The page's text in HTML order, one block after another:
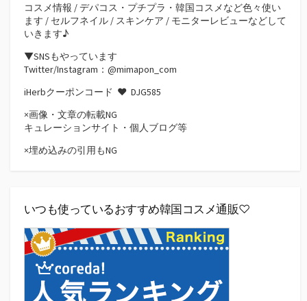
コスメ情報 / デパコス・プチプラ・韓国コスメなど色々使い
ます / セルフネイル / スキンケア / モニターレビューなどして
いきます♪
▼SNSもやっています
Twitter/Instagram：@mimapon_com
iHerbクーポンコード ♥ DJG585
×画像・文章の転載NG
キュレーションサイト・個人ブログ等
×埋め込みの引用もNG
いつも使っているおすすめ韓国コスメ通販♡